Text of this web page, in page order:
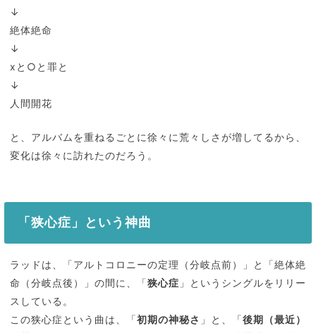
↓
絶体絶命
↓
xと○と罪と
↓
人間開花
と、アルバムを重ねるごとに徐々に荒々しさが増してるから、
変化は徐々に訪れたのだろう。
「狭心症」という神曲
ラッドは、「アルトコロニーの定理（分岐点前）」と「絶体絶
命（分岐点後）」の間に、「狭心症 」というシングルをリリー
スしている。
この狭心症という曲は、「初期の神秘さ 」と、「後期（最近）